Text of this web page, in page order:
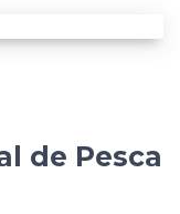
de Pesca